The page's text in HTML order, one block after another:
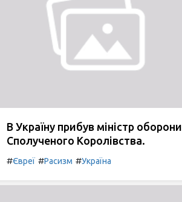
В Україну прибув міністр оборони
Сполученого Королівства.
#Євреї #Расизм #Україна